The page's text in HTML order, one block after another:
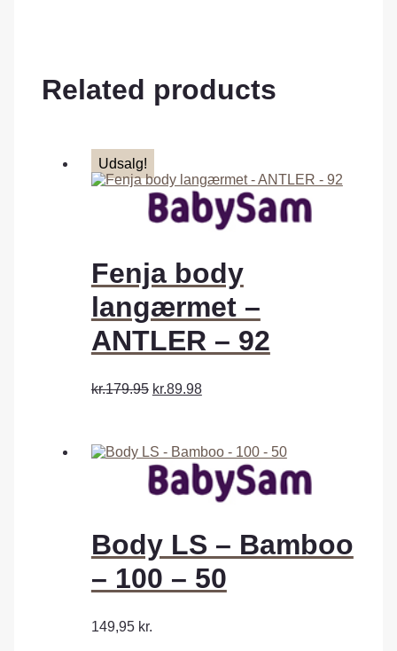
Related products
Udsalg!
Fenja body
langærmet –
ANTLER – 92
kr.179.95 kr.89.98
Body LS – Bamboo
– 100 – 50
149,95 kr.